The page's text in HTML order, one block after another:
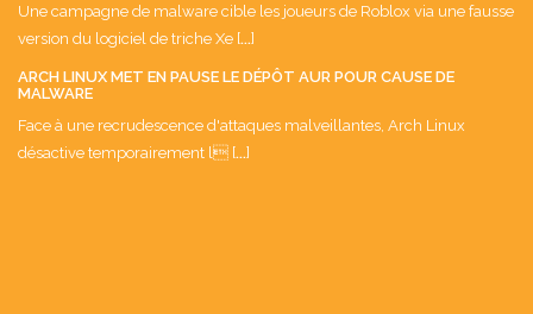
Une campagne de malware cible les joueurs de Roblox via une fausse
version du logiciel de triche Xe [...]
ARCH LINUX MET EN PAUSE LE DÉPÔT AUR POUR CAUSE DE
MALWARE
Face à une recrudescence d'attaques malveillantes, Arch Linux
désactive temporairement l [...]